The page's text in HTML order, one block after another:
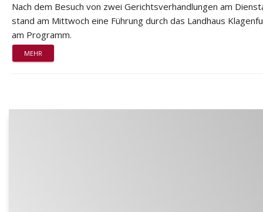
Nach dem Besuch von zwei Gerichtsverhandlungen am
stand am Mittwoch eine Führung durch das Landhaus
am Programm.
MEHR